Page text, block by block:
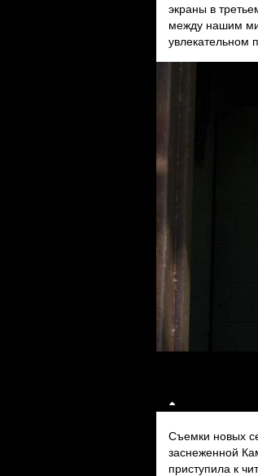
экраны в
между нашим
увлекательном
Съемки новых
заснеженной
приступила к